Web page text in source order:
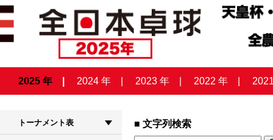
2025 年 2024 年 2023 年 2022 年
トーナメント表 文字列検索